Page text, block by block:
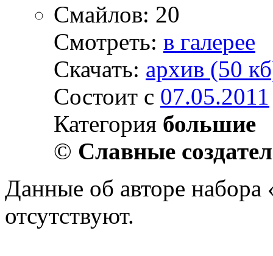
Смайлов: 20
Смотреть: в галерее
Скачать: архив (50
Состоит с 07.05.2011
Категория большие
© Славные
Данные об авторе
отсутствуют.